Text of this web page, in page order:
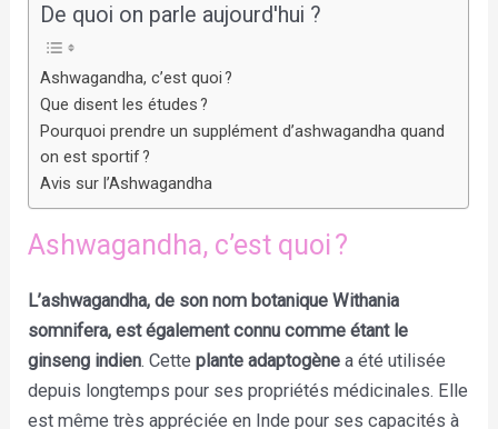
De quoi on parle aujourd'hui ?
Ashwagandha, c’est quoi ?
Que disent les études ?
Pourquoi prendre un supplément d’ashwagandha quand
on est sportif ?
Avis sur l’Ashwagandha
Ashwagandha, c’est quoi ?
L’ashwagandha, de son nom botanique Withania
somnifera, est également connu comme étant le
ginseng indien. Cetteplante adaptogène a été utilisée
depuis longtemps pour ses propriétés médicinales. Elle
est même très appréciée en Inde pour ses capacités à